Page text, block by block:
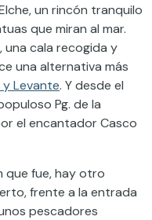
un rincón tranquilo
que miran al mar.
una cala recogida y
una alternativa más
Levante. Y desde el
Pg. de la
el encantador Casco
que fue, hay otro
frente a la entrada
pescadores